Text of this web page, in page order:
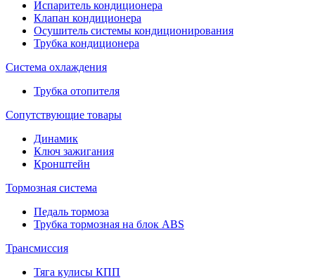
Испаритель кондиционера
Клапан кондиционера
Осушитель системы кондиционирования
Трубка кондиционера
Система охлаждения
Трубка отопителя
Сопутствующие товары
Динамик
Ключ зажигания
Кронштейн
Тормозная система
Педаль тормоза
Трубка тормозная на блок ABS
Трансмиссия
Тяга кулисы КПП